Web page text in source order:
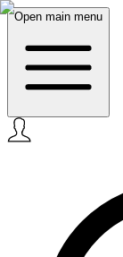
Open main menu